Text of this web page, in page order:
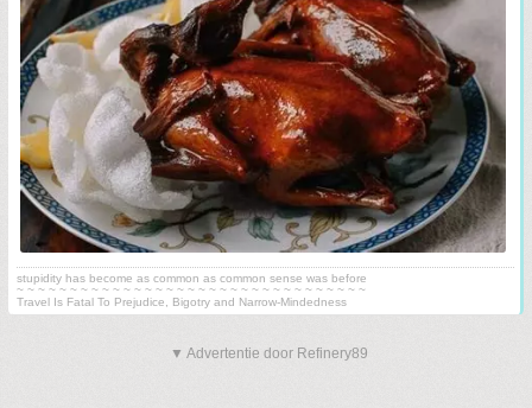
stupidity has become as common as common sense was before
~ ~ ~ ~ ~ ~ ~ ~ ~ ~ ~ ~ ~ ~ ~ ~ ~ ~ ~ ~ ~ ~ ~ ~ ~ ~ ~ ~ ~ ~ ~ ~ ~
Travel Is Fatal To Prejudice, Bigotry and Narrow-Mindedness
▼ Advertentie door Refinery89